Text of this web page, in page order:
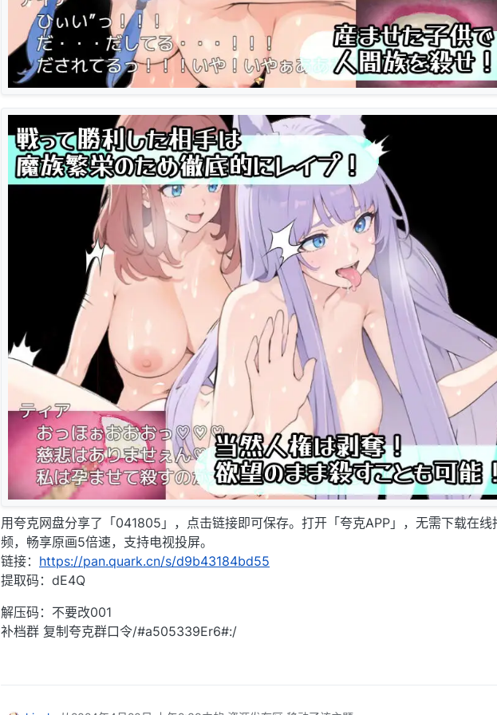
用夸克网盘分享了「041805」，点击链接即可保存。打开「夸克APP」，无需下载在线
频，畅享原画5倍速，支持电视投屏。
链接： https://pan.quark.cn/s/d9b43184bd55
提取码：dE4Q
解压码：不要改001
补档群 复制夸克群口令/#a505339Er6#:/